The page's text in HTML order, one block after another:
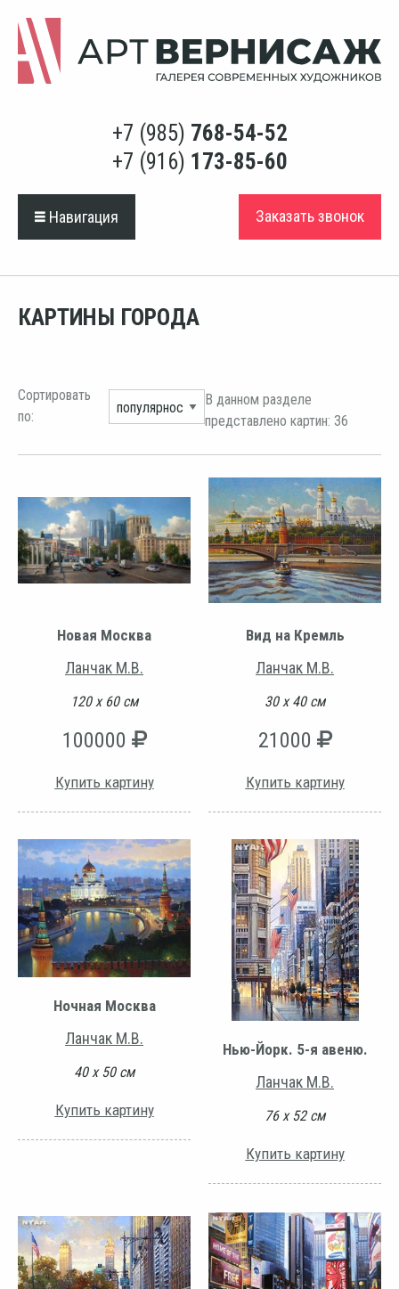
+7 (985) 768-54-52
+7 (916) 173-85-60
Навигация Заказать звонок
КАРТИНЫ ГОРОДА
Сортировать
по:
В данном разделе
представлено картин: 36
Новая Москва
Ланчак М.В.
120 х 60 см
100000
Купить картину
Вид на Кремль
Ланчак М.В.
30 х 40 см
21000
Купить картину
Ночная Москва
Ланчак М.В.
40 х 50 см
Купить картину
Нью-Йорк. 5-я авеню.
Ланчак М.В.
76 х 52 см
Купить картину